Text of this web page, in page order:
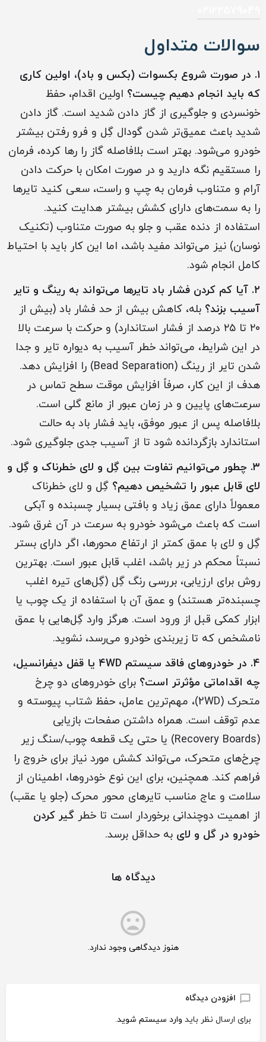
سوالات متداول
۱. در صورت شروع بکسوات (بکس و باد)، اولین کاری
که باید انجام دهیم چیست؟ اولین اقدام، حفظ
خونسردی و جلوگیری از گاز دادن شدید است. گاز دادن
شدید باعث عمیق‌تر شدن گودال گِل و فرو رفتن بیشتر
خودرو می‌شود. بهتر است بلافاصله گاز را رها کرده، فرمان
را مستقیم نگه دارید و در صورت امکان با حرکت دادن
آرام و متناوب فرمان به چپ و راست، سعی کنید تایرها
را به سمت‌های دارای کشش بیشتر هدایت کنید.
استفاده از دنده عقب و جلو به صورت متناوب (تکنیک
نوسان) نیز می‌تواند مفید باشد، اما این کار باید با احتیاط
کامل انجام شود.
۲. آیا کم کردن فشار باد تایرها می‌تواند به رینگ و تایر
آسیب بزند؟ بله، کاهش بیش از حد فشار باد (بیش از
۲۰ تا ۲۵ درصد از فشار استاندارد) و حرکت با سرعت بالا
در این شرایط، می‌تواند خطر آسیب به دیواره تایر و جدا
شدن تایر از رینگ (Bead Separation) را افزایش دهد.
هدف از این کار، صرفاً افزایش موقت سطح تماس در
سرعت‌های پایین و در زمان عبور از مانع گلی است.
بلافاصله پس از عبور موفق، باید فشار باد به حالت
استاندارد بازگردانده شود تا از آسیب جدی جلوگیری شود.
۳. چطور می‌توانیم تفاوت بین گِل و لای خطرناک و گِل و
لای قابل عبور را تشخیص دهیم؟ گِل و لای خطرناک
معمولاً دارای عمق زیاد و بافتی بسیار چسبنده و آبکی
است که باعث می‌شود خودرو به سرعت در آن غرق شود.
گِل و لای با عمق کمتر از ارتفاع محورها، اگر دارای بستر
نسبتاً محکم در زیر باشد، اغلب قابل عبور است. بهترین
روش برای ارزیابی، بررسی رنگ گِل (گِل‌های تیره اغلب
چسبنده‌تر هستند) و عمق آن با استفاده از یک چوب یا
ابزار کمکی قبل از ورود است. هرگز وارد گِل‌هایی با عمق
نامشخص که تا زیربندی خودرو می‌رسد، نشوید.
۴. در خودروهای فاقد سیستم ۴WD یا قفل دیفرانسیل،
چه اقداماتی مؤثرتر است؟ برای خودروهای دو چرخ
متحرک (2WD)، مهم‌ترین عامل، حفظ شتاب پیوسته و
عدم توقف است. همراه داشتن صفحات بازیابی
(Recovery Boards) یا حتی یک قطعه چوب/سنگ زیر
چرخ‌های متحرک، می‌تواند کشش مورد نیاز برای خروج را
فراهم کند. همچنین، برای این نوع خودروها، اطمینان از
سلامت و عاج مناسب تایرهای محور محرک (جلو یا عقب)
از اهمیت دوچندانی برخوردار است تا خطر گیر کردن
خودرو در گل و لای به حداقل برسد.
دیدگاه ها
هنوز دیدگاهی وجود ندارد.
افزودن دیدگاه
برای ارسال نظر باید وارد سیستم شوید.